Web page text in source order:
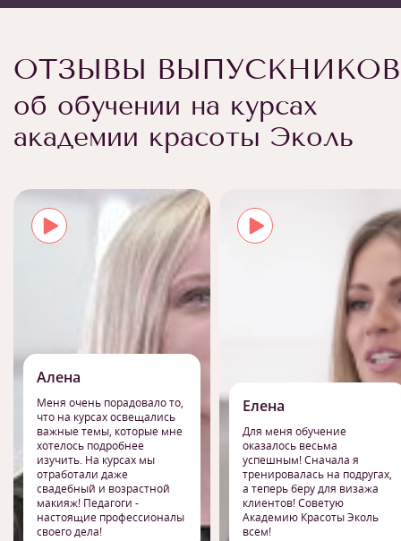
ОТЗЫВЫ ВЫПУСКНИКОВ
об обучении на курсах
академии красоты Эколь
Алена
Меня очень порадовало то,
что на курсах освещались
важные темы, которые мне
хотелось подробнее
изучить. На курсах мы
отработали даже
свадебный и возрастной
макияж! Педагоги -
настоящие профессионалы
своего дела!
Елена
Для меня обучение
оказалось весьма
успешным! Сначала я
тренировалась на подругах,
а теперь беру для визажа
клиентов! Советую
Академию Красоты Эколь
всем!